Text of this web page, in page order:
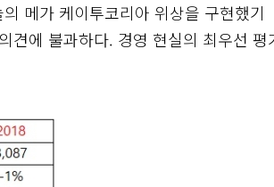
메가 케이투코리아 위상을 구현했기
견에 불과하다. 경영 현실의 최우선 평